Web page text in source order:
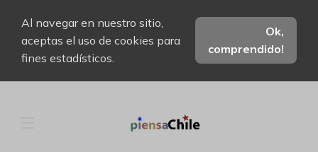
Al navegar en nuestro sitio,
aceptas el uso de cookies para
fines estadísticos.
Ok,
comprendido!